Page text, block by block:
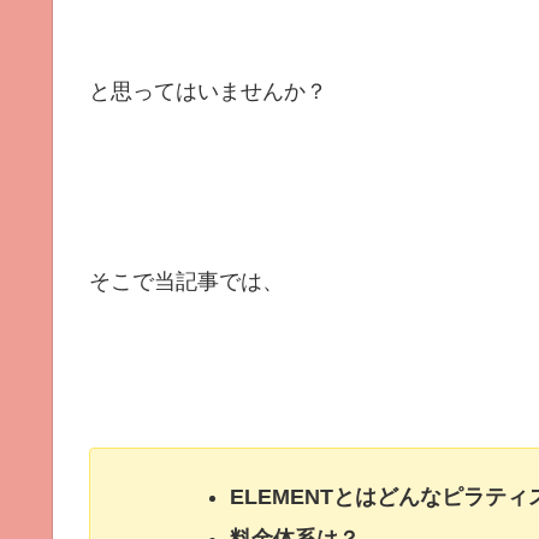
と思ってはいませんか？
そこで当記事では、
ELEMENTとはどんなピラティ